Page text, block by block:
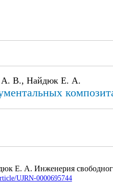
А. В., Найдюк Е. А.
А. Инженерия
UJRN-0000695744